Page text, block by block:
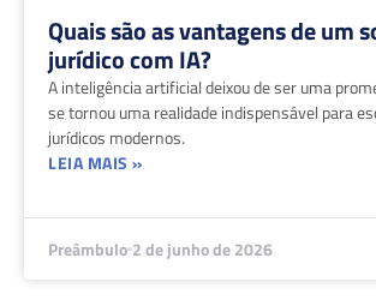
Quais são as vantagens de um
jurídico com IA?
A inteligência artificial deixou de ser uma
se tornou uma realidade indispensável para
jurídicos modernos.
LEIA MAIS »
Preâmbulo 2 de junho de 2026